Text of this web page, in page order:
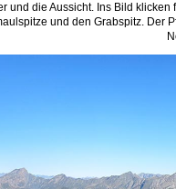
und die Aussicht. Ins Bild
und den Grabspitz.